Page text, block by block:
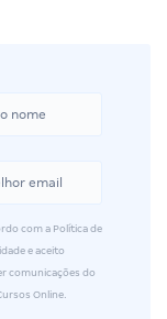
com a Política de
e aceito
comunicações do
Online.